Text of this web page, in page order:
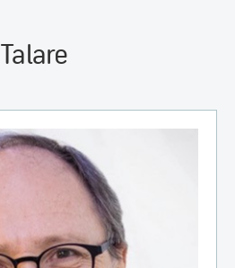
Talare